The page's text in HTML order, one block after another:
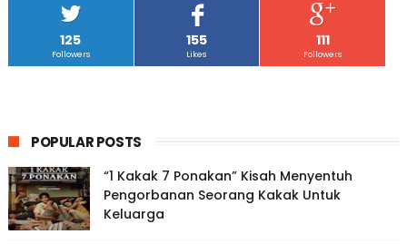
125
Followers
155
Likes
111
Followers
POPULAR POSTS
“1 Kakak 7 Ponakan” Kisah Menyentuh
Pengorbanan Seorang Kakak Untuk
Keluarga